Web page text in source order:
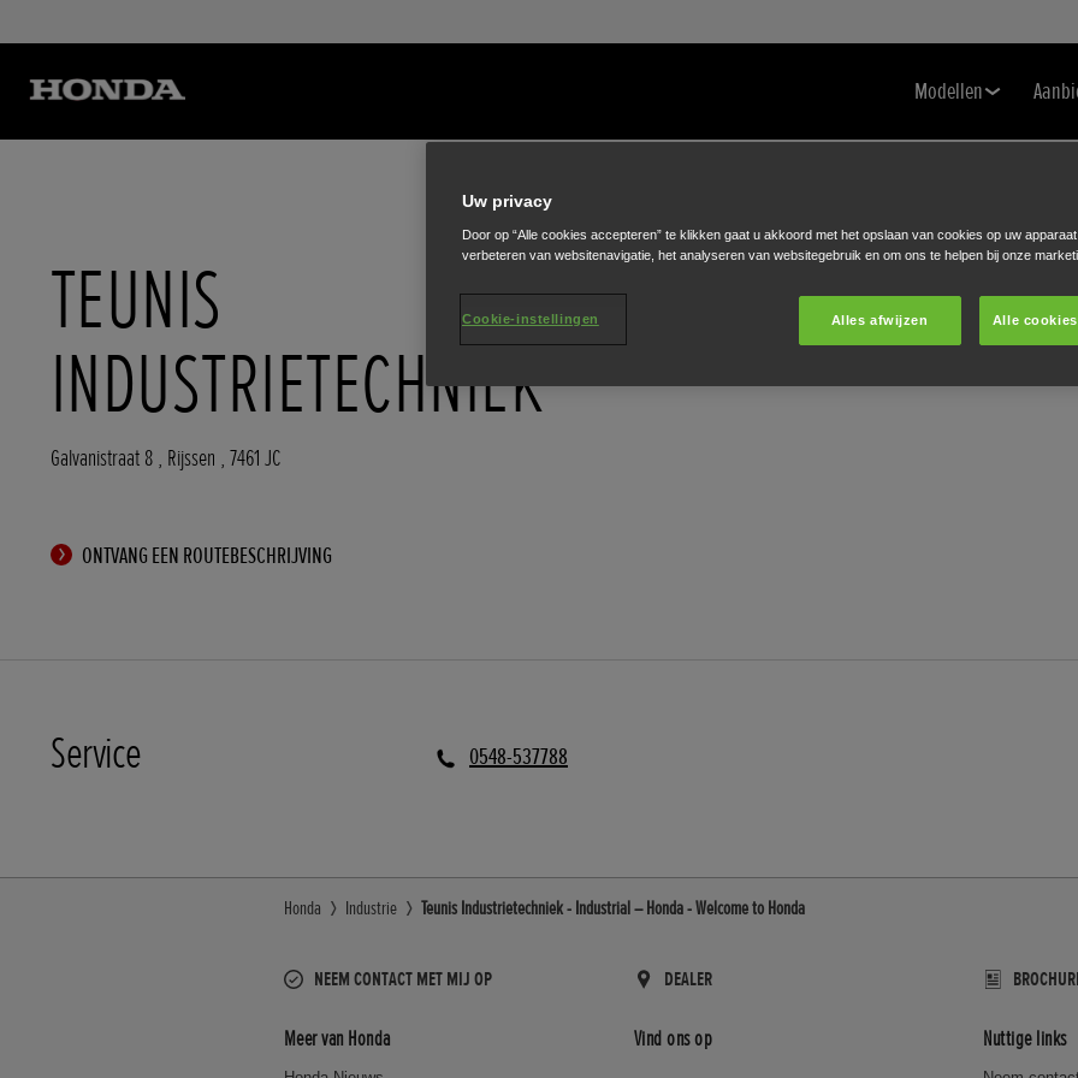
Modellen
TEUNIS
INDUSTRIETECHNIEK
Galvanistraat 8 , Rijssen , 7461 JC
ONTVANG EEN ROUTEBESCHRIJVING
Service 0548-537788
Honda Industrie Teunis Industrietechniek - Industrial – Honda - Welcome to Honda
NEEM CONTACT MET MIJ OP DEALER
Meer van Honda Vind ons op Nuttige links
Uw privacy
Door op “Alle cookies accepteren” te klikken gaat u akkoord met het opslaan van cookies op uw
verbeteren van websitenavigatie, het analyseren van websitegebruik en om ons te helpen bij onze
Alles afwijzen Alle
Cookie-instellingen